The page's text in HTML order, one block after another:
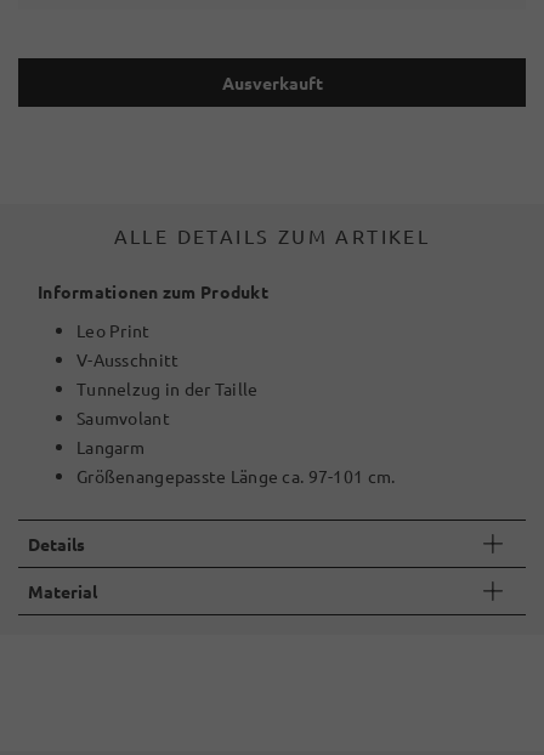
Ausverkauft
ALLE DETAILS ZUM ARTIKEL
Informationen zum Produkt
Leo Print
V-Ausschnitt
Tunnelzug in der Taille
Saumvolant
Langarm
Größenangepasste Länge ca. 97-101 cm.
Details
Material